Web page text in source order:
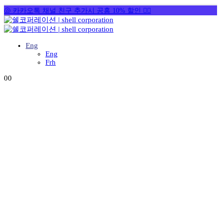
🐚 카카오톡 채널 친구 추가시 공홈 10% 할인 👉🏻
Eng
Eng
Frh
00